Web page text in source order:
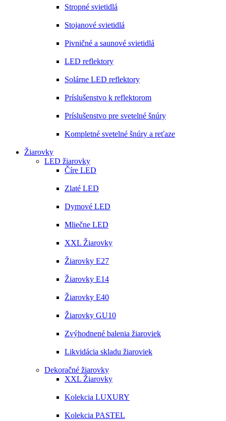
Stropné svietidlá
Stojanové svietidlá
Pivničné a saunové svietidlá
LED reflektory
Solárne LED reflektory
Príslušenstvo k reflektorom
Príslušenstvo pre svetelné šnúry
Kompletné svetelné šnúry a reťaze
Žiarovky
LED žiarovky
Číre LED
Zlaté LED
Dymové LED
Mliečne LED
XXL Žiarovky
Žiarovky E27
Žiarovky E14
Žiarovky E40
Žiarovky GU10
Zvýhodnené balenia žiaroviek
Likvidácia skladu žiaroviek
Dekoračné žiarovky
XXL Žiarovky
Kolekcia LUXURY
Kolekcia PASTEL